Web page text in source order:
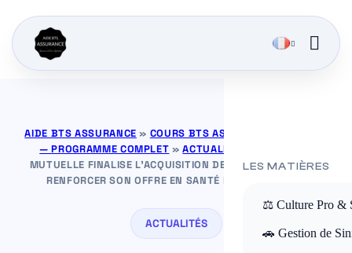
LES MATIÈRES
⚖️ Culture Pro &
🚗 Gestion de
AIDE BTS ASSURANCE » COURS BTS ASSURANCE GRATUITS
— PROGRAMME COMPLET »ACTUALITÉS
MUTUELLE FINALISE L’ACQUISITION DE NOVEOCARE POUR
RENFORCER SON OFFRE EN SANTÉ ET PRÉVOYANCE
ACTUALITÉS